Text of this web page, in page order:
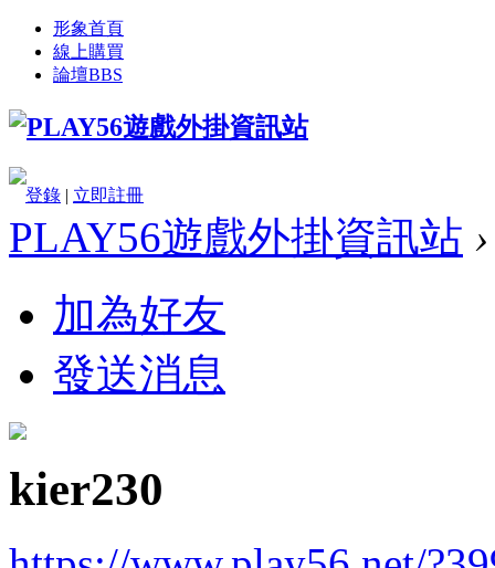
形象首頁
線上購買
論壇BBS
登錄 | 立即註冊
PLAY56遊戲外掛資訊站 ›
加為好友
發送消息
kier230